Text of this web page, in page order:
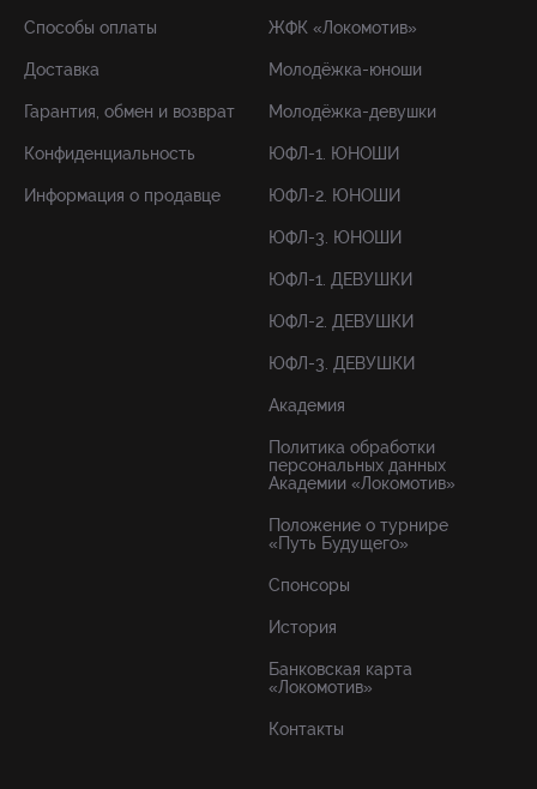
Способы оплаты
Доставка
Гарантия, обмен и возврат
Конфиденциальность
Информация о продавце
ЖФК «Локомотив»
Молодёжка-юноши
Молодёжка-девушки
ЮФЛ-1. ЮНОШИ
ЮФЛ-2. ЮНОШИ
ЮФЛ-3. ЮНОШИ
ЮФЛ-1. ДЕВУШКИ
ЮФЛ-2. ДЕВУШКИ
ЮФЛ-3. ДЕВУШКИ
Академия
Политика обработки
персональных данных
Академии «Локомотив»
Положение о турнире
«Путь Будущего»
Спонсоры
История
Банковская карта
«Локомотив»
Контакты